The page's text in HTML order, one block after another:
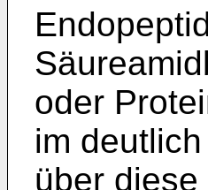
oder
im
über